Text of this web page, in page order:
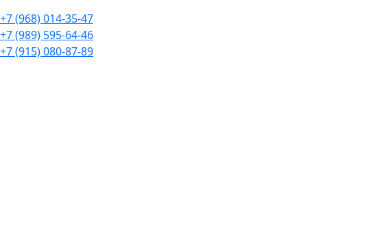
+7 (968) 014-35-47
+7 (989) 595-64-46
+7 (915) 080-87-89